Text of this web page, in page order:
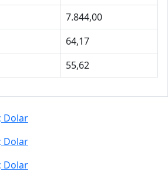
7.844,00
64,17
55,62
Dolar
Dolar
Dolar